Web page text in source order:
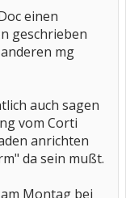
einen
geschrieben
mg
auch sagen
vom Corti
anrichten
da sein mußt.
Montag bei